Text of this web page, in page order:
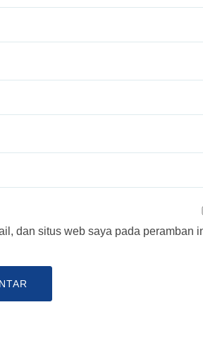
dan situs web saya pada peramban